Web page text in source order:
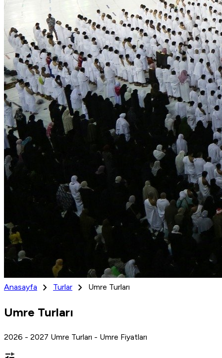
Anasayfa chevron_right Turlar chevron_right Umre Turları
Umre Turları
2026 - 2027 Umre Turları - Umre Fiyatları